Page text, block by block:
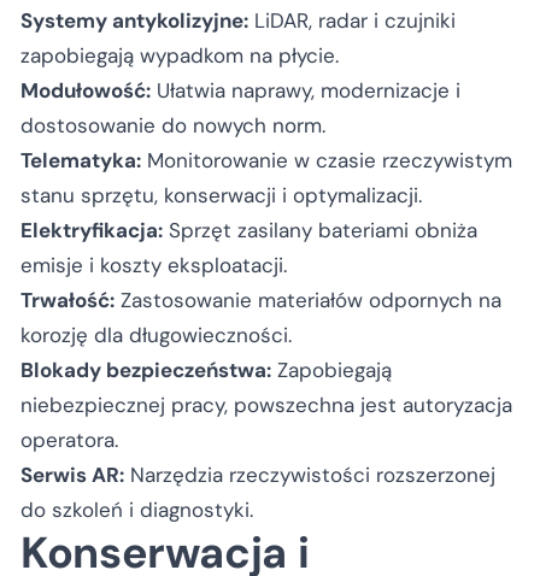
Systemy antykolizyjne: LiDAR, radar i czujniki
zapobiegają wypadkom na płycie.
Modułowość: Ułatwia naprawy, modernizacje i
dostosowanie do nowych norm.
Telematyka: Monitorowanie w czasie rzeczywistym
stanu sprzętu, konserwacji i optymalizacji.
Elektryfikacja: Sprzęt zasilany bateriami obniża
emisje i koszty eksploatacji.
Trwałość: Zastosowanie materiałów odpornych na
korozję dla długowieczności.
Blokady bezpieczeństwa: Zapobiegają
niebezpiecznej pracy, powszechna jest autoryzacja
operatora.
Serwis AR: Narzędzia rzeczywistości rozszerzonej
do szkoleń i diagnostyki.
Konserwacja i